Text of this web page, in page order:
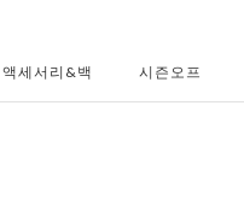
액세서리&백 시즌오프